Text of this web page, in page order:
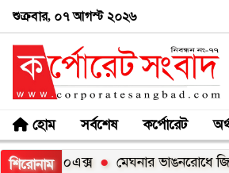
শুক্রবার, ০৭ আগস্ট ২০২৬
হোম সর্বশেষ কর্পোরেট
শিরোনাম মেঘনার ভাঙনরোধে জিও ব্যাগ